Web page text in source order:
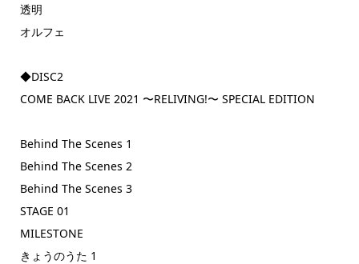
透明
オルフェ
◆DISC2
COME BACK LIVE 2021 〜RELIVING!〜 SPECIAL EDITION
Behind The Scenes 1
Behind The Scenes 2
Behind The Scenes 3
STAGE 01
MILESTONE
きょうのうた 1